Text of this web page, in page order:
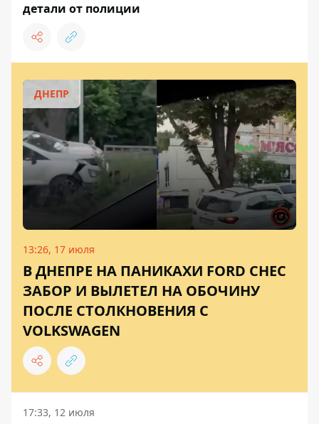
детали от полиции
ДНЕПР
13:26, 17 июля
В ДНЕПРЕ НА ПАНИКАХИ FORD СНЕС
ЗАБОР И ВЫЛЕТЕЛ НА ОБОЧИНУ
ПОСЛЕ СТОЛКНОВЕНИЯ С
VOLKSWAGEN
17:33, 12 июля